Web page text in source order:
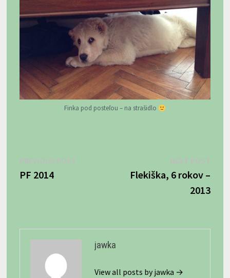
Finka pod posteľou – na strašidlo
v
PF 2014
Flekiška, 6 rokov –
2013
jawka
View all posts by jawka →